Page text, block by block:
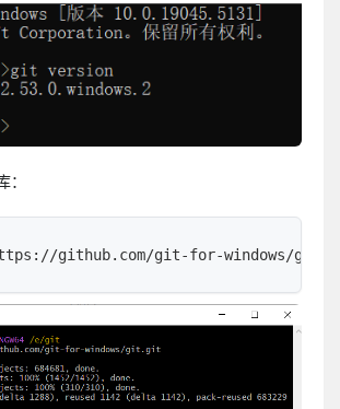
github.com/git-for-windows/